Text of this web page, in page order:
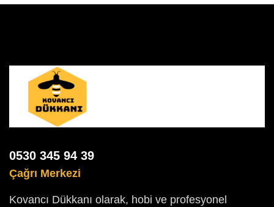
0530 345 94 39
Çağrı Merkezi
Kovancı Dükkanı olarak, hobi ve profesyonel